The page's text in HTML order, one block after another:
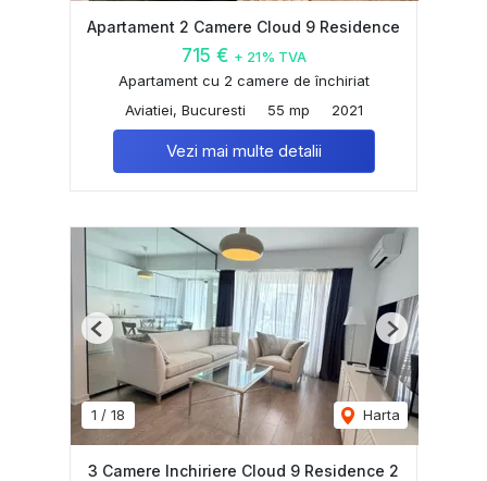
Apartament 2 Camere Cloud 9 Residence
715 € + 21% TVA
Apartament cu 2 camere de închiriat
Aviatiei, Bucuresti
55 mp 2021
Vezi mai multe detalii
1 / 18 Harta
Previous Next
3 Camere Inchiriere Cloud 9 Residence 2